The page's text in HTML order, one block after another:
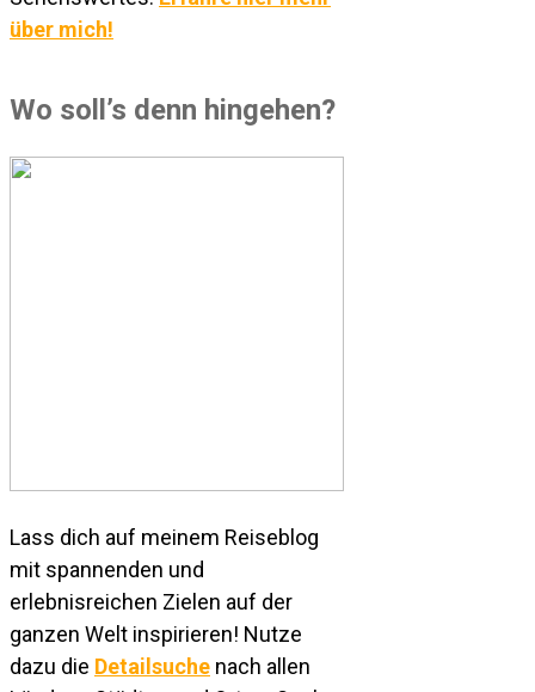
über mich!
Wo soll’s denn hingehen?
Lass dich auf meinem Reiseblog
mit spannenden und
erlebnisreichen Zielen auf der
ganzen Welt inspirieren! Nutze
dazu die Detailsuche nach allen